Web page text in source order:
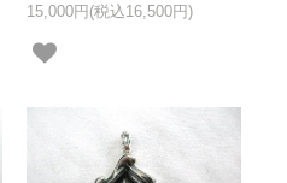
15,000円(税込16,500円)